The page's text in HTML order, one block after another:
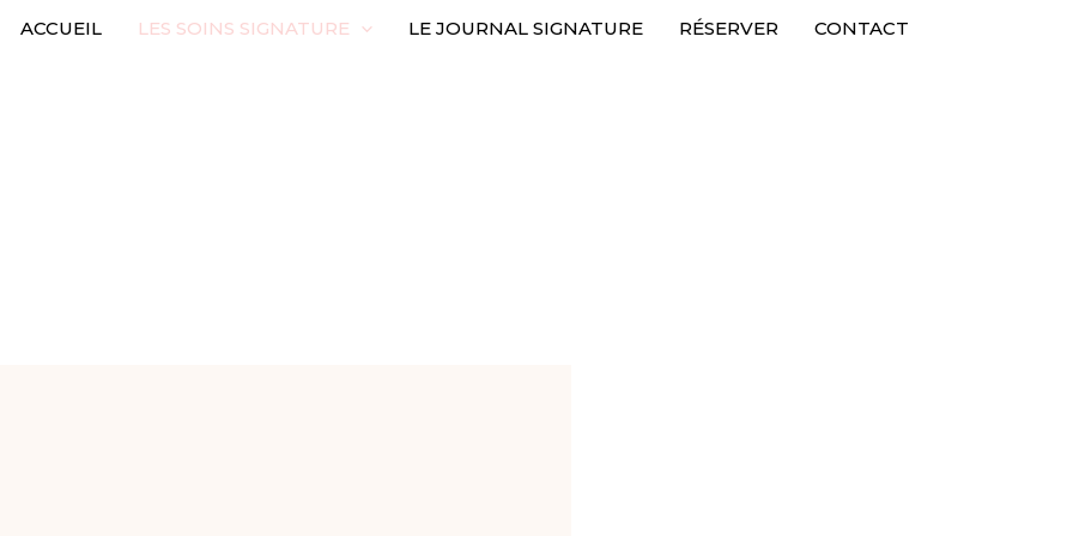
ACCUEIL LES SOINS SIGNATURE LE JOURNAL SIGNATURE RÉSERVER CONTACT